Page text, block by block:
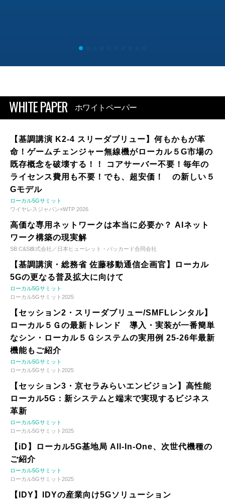
WHITE PAPER ホワイトペーパー
【基調講演 K2-4 スリーダブリュー】何もかもが革
命！ゲームチェンジャー無線機がローカル５G市場の
既存概念を破壊する！！ コアサーバー不要！毎年の
ライセンス費用も不要！でも、超安価！ の新しい５
Gモデル
ローカル5Gサミット
ワイヤレスジャパン×WTP 2026
高価な専用ネットワークは本当に必要か？ AIネット
ワーク構築の現実解
SB C&S株式会社／日本ヒューレット・パッカード合同会社
【基調講演・総務省 佐藤移動通信企画官】ローカル
5Gの更なる普及拡大に向けて
ローカル5Gサミット
ローカル5Gサミット2025
【セッション2・スリーダブリュー/SMFLレンタル】
ローカル５Ｇの最新トレンド 導入・実装が一番簡単
なシン・ローカル５Ｇシステムの実用例 25-26年最新
機能もご紹介
ローカル5Gサミット
ローカル5Gサミット2025
【セッション3・京セラみらいエンビジョン】高性能
ローカル5G：新システムと端末で実現するビジネス
革新
ローカル5Gサミット
ローカル5Gサミット2025
【iD】ローカル5G基地局 All-In-One、次世代機種の
ご紹介
ローカル5Gサミット
ローカル5Gサミット2025
【IDY】IDYの産業向け5Gソリューション